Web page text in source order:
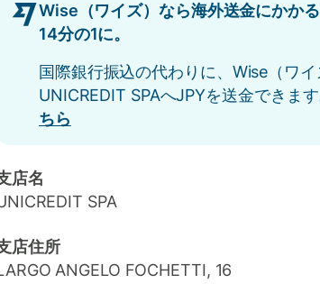
Wise（ワイズ）なら海外送金にかか
14分の1に。
国際銀行振込の代わりに、Wise（ワ
UNICREDIT SPAへJPYを送金できま
ちら
店名
SPA
店住所
ANGELO FOCHETTI, 16